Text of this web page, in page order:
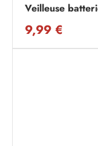
Veilleuse
9,99 €